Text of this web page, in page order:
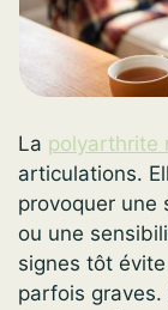
La polyarthrite
articulations.
provoquer une
ou une
signes tôt
parfois